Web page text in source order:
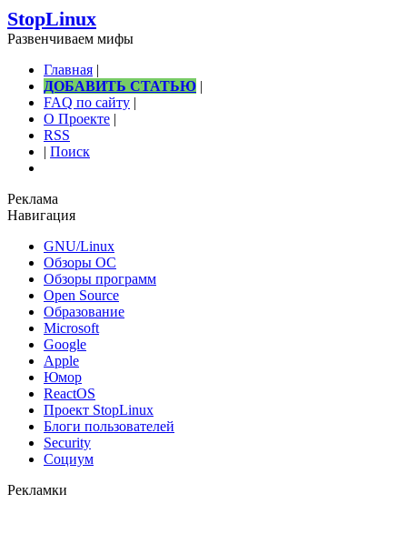
StopLinux
Развенчиваем мифы
Главная |
ДОБАВИТЬ СТАТЬЮ |
FAQ по сайту |
О Проекте |
RSS
| Поиск
Реклама
Навигация
GNU/Linux
Обзоры ОС
Обзоры программ
Open Source
Образование
Microsoft
Google
Apple
Юмор
ReactOS
Проект StopLinux
Блоги пользователей
Security
Социум
Рекламки